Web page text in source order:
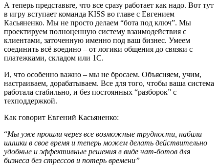
А теперь представьте, что все сразу работает как надо. Вот тут
в игру вступает команда KISS во главе с Евгением
Касьяненко. Мы не просто делаем “бота под ключ”. Мы
проектируем полноценную систему взаимодействия с
клиентами, заточенную именно под ваш бизнес. Умеем
соединить всё воедино – от логики общения до связки с
платежками, складом или 1С.
И, что особенно важно – мы не бросаем. Объясняем, учим,
настраиваем, дорабатываем. Все для того, чтобы ваша система
работала стабильно, и без постоянных “разборок” с
техподдержкой.
Как говорит Евгений Касьяненко:
“Мы уже прошли через все возможные трудности, набили
шишки в свое время и теперь можем делать действительно
удобные и эффективные решения в виде чат-ботов для
бизнеса без стрессов и потерь времени”